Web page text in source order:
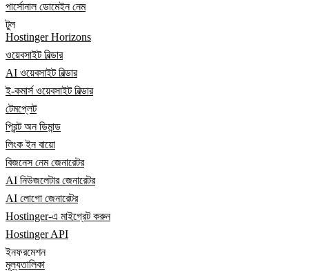
পার্সোনাল ডোমেইন নেম
টুল
Hostinger Horizons
ওয়েবসাইট বিল্ডার
AI ওয়েবসাইট বিল্ডার
ই-কমার্স ওয়েবসাইট বিল্ডার
টেমপ্লেট
প্রিন্ট অন ডিমান্ড
লিংক ইন বায়ো
বিজনেস নেম জেনারেটর
AI নিউজলেটার জেনারেটর
AI লোগো জেনারেটর
Hostinger-এ মাইগ্রেট করুন
Hostinger API
ইনফরমেশন
মূল্যতালিকা